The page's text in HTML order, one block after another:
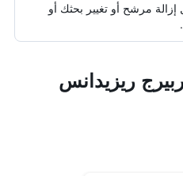
إزالة مرشح أو تغيير بحثك أو
ريزيدانس